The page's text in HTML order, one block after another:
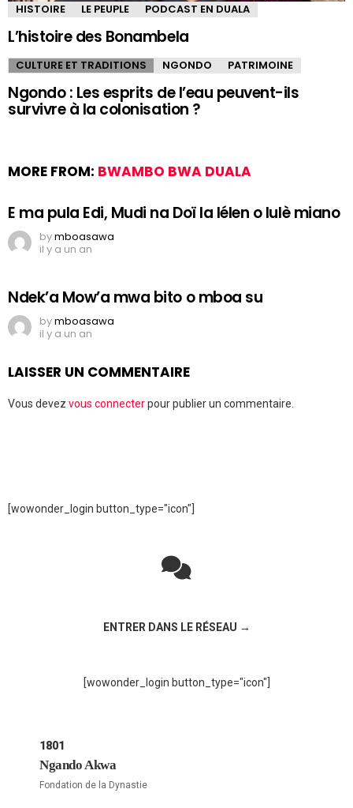
HISTOIRE LE PEUPLE PODCAST EN DUALA
L’histoire des Bonambela
CULTURE ET TRADITIONS NGONDO PATRIMOINE
Ngondo : Les esprits de l’eau peuvent-ils
survivre à la colonisation ?
MORE FROM: BWAMBO BWA DUALA
E ma pula Edi, Mudi na Doï la lélen o lulè miano
bymboasawa
il y a un an
Ndek’a Mow’a mwa bito o mboa su
bymboasawa
il y a un an
LAISSER UN COMMENTAIRE
Vous devez vous connecterpour publier un commentaire.
[wowonder_login button_type="icon"]
ENTRER DANS LE RÉSEAU →
[wowonder_login button_type="icon"]
1801
Ngando Akwa
Fondation de la Dynastie